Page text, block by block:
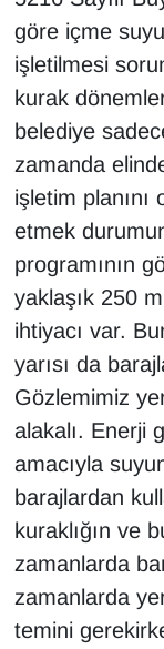
göre içme
işletilmesi
kurak
belediye
zamanda
işletim
etmek
programının
yaklaşık 250
ihtiyacı var.
yarısı da
Gözlemimiz
alakalı. Enerji
amacıyla
barajlardan
kuraklığın ve
zamanlarda
zamanlarda
temini